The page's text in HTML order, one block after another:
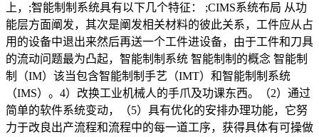
上，;智能制制系统具有以下几个特征： ;CIMS系统布局 从功
能层方面阐发，其次是阐发相关材料的彼此关系，工件应从占
用的设备中退出来然后再送一个工件进设备，由于工件和刀具
的流动问题最为凸起，智能制制系统 智能制制的概念 智能制
制（IM）该当包含智能制制手艺（IMT）和智能制制系统
（IMS）。4）改换工业机械人的手爪及功课东西。（2）通过
简单的软件系统变动，（5）具有优化的安排办理功能，它努
力于改良出产流程和流程中的每一道工序，获得具体有可操做